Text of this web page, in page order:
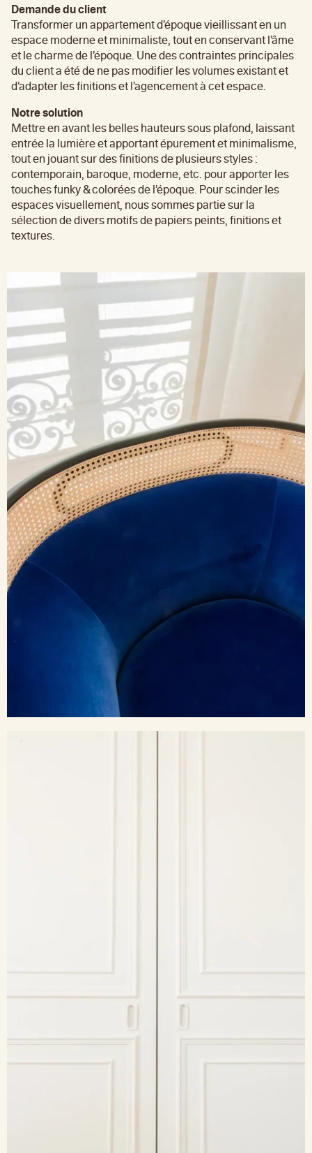
Demande du client
Transformer un appartement d’époque vieillissant en un
espace moderne et minimaliste, tout en conservant l’âme
et le charme de l’époque. Une des contraintes principales
du client a été de ne pas modifier les volumes existant et
d’adapter les finitions et l’agencement à cet espace.
Notre solution
Mettre en avant les belles hauteurs sous plafond, laissant
entrée la lumière et apportant épurement et minimalisme,
tout en jouant sur des finitions de plusieurs styles :
contemporain, baroque, moderne, etc. pour apporter les
touches funky & colorées de l’époque. Pour scinder les
espaces visuellement, nous sommes partie sur la
sélection de divers motifs de papiers peints, finitions et
textures.